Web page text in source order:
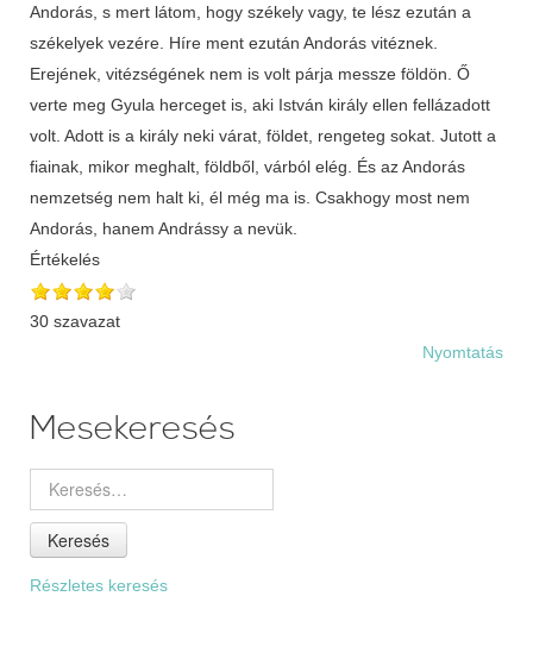
Andorás, s mert látom, hogy székely vagy, te lész ezután a
székelyek vezére. Híre ment ezután Andorás vitéznek.
Erejének, vitézségének nem is volt párja messze földön. Ő
verte meg Gyula herceget is, aki István király ellen fellázadott
volt. Adott is a király neki várat, földet, rengeteg sokat. Jutott a
fiainak, mikor meghalt, földből, várból elég. És az Andorás
nemzetség nem halt ki, él még ma is. Csakhogy most nem
Andorás, hanem Andrássy a nevük.
Értékelés
30 szavazat
Nyomtatás
Mesekeresés
Keresés
Részletes keresés